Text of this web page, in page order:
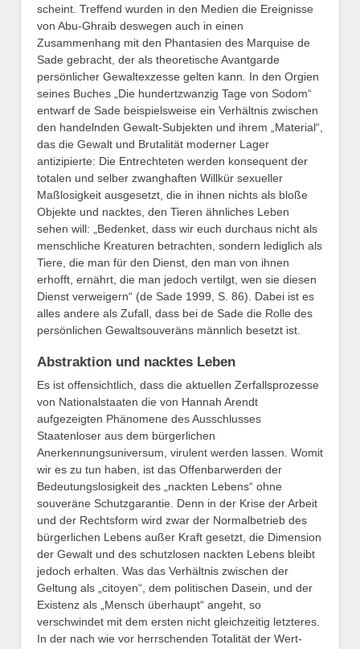
scheint. Treffend wurden in den Medien die Ereignisse
von Abu-Ghraib deswegen auch in einen
Zusammenhang mit den Phantasien des Marquise de
Sade gebracht, der als theoretische Avantgarde
persönlicher Gewaltexzesse gelten kann. In den Orgien
seines Buches „Die hundertzwanzig Tage von Sodom“
entwarf de Sade beispielsweise ein Verhältnis zwischen
den handelnden Gewalt-Subjekten und ihrem „Material“,
das die Gewalt und Brutalität moderner Lager
antizipierte: Die Entrechteten werden konsequent der
totalen und selber zwanghaften Willkür sexueller
Maßlosigkeit ausgesetzt, die in ihnen nichts als bloße
Objekte und nacktes, den Tieren ähnliches Leben
sehen will: „Bedenket, dass wir euch durchaus nicht als
menschliche Kreaturen betrachten, sondern lediglich als
Tiere, die man für den Dienst, den man von ihnen
erhofft, ernährt, die man jedoch vertilgt, wen sie diesen
Dienst verweigern“ (de Sade 1999, S. 86). Dabei ist es
alles andere als Zufall, dass bei de Sade die Rolle des
persönlichen Gewaltsouveräns männlich besetzt ist.
Abstraktion und nacktes Leben
Es ist offensichtlich, dass die aktuellen Zerfallsprozesse
von Nationalstaaten die von Hannah Arendt
aufgezeigten Phänomene des Ausschlusses
Staatenloser aus dem bürgerlichen
Anerkennungsuniversum, virulent werden lassen. Womit
wir es zu tun haben, ist das Offenbarwerden der
Bedeutungslosigkeit des „nackten Lebens“ ohne
souveräne Schutzgarantie. Denn in der Krise der Arbeit
und der Rechtsform wird zwar der Normalbetrieb des
bürgerlichen Lebens außer Kraft gesetzt, die Dimension
der Gewalt und des schutzlosen nackten Lebens bleibt
jedoch erhalten. Was das Verhältnis zwischen der
Geltung als „citoyen“, dem politischen Dasein, und der
Existenz als „Mensch überhaupt“ angeht, so
verschwindet mit dem ersten nicht gleichzeitig letzteres.
In der nach wie vor herrschenden Totalität der Wert-